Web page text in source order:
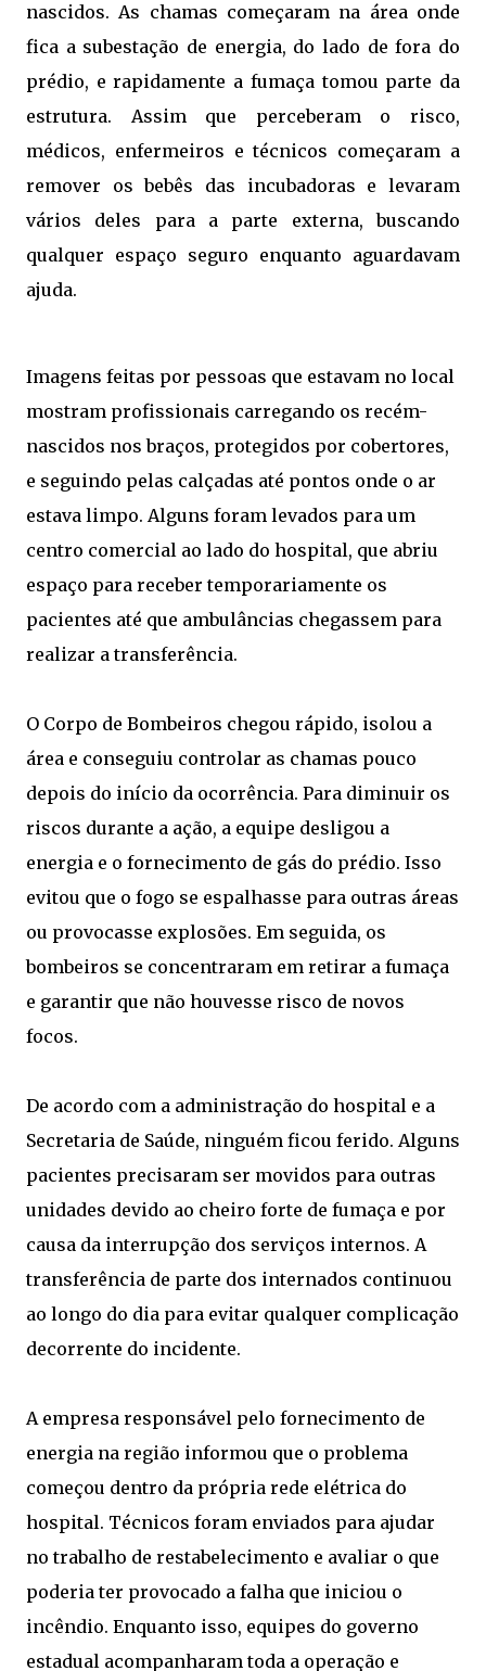
nascidos. As chamas começaram na área onde
fica a subestação de energia, do lado de fora do
prédio, e rapidamente a fumaça tomou parte da
estrutura. Assim que perceberam o risco,
médicos, enfermeiros e técnicos começaram a
remover os bebês das incubadoras e levaram
vários deles para a parte externa, buscando
qualquer espaço seguro enquanto aguardavam
ajuda.
Imagens feitas por pessoas que estavam no local
mostram profissionais carregando os recém-
nascidos nos braços, protegidos por cobertores,
e seguindo pelas calçadas até pontos onde o ar
estava limpo. Alguns foram levados para um
centro comercial ao lado do hospital, que abriu
espaço para receber temporariamente os
pacientes até que ambulâncias chegassem para
realizar a transferência.
O Corpo de Bombeiros chegou rápido, isolou a
área e conseguiu controlar as chamas pouco
depois do início da ocorrência. Para diminuir os
riscos durante a ação, a equipe desligou a
energia e o fornecimento de gás do prédio. Isso
evitou que o fogo se espalhasse para outras áreas
ou provocasse explosões. Em seguida, os
bombeiros se concentraram em retirar a fumaça
e garantir que não houvesse risco de novos
focos.
De acordo com a administração do hospital e a
Secretaria de Saúde, ninguém ficou ferido. Alguns
pacientes precisaram ser movidos para outras
unidades devido ao cheiro forte de fumaça e por
causa da interrupção dos serviços internos. A
transferência de parte dos internados continuou
ao longo do dia para evitar qualquer complicação
decorrente do incidente.
A empresa responsável pelo fornecimento de
energia na região informou que o problema
começou dentro da própria rede elétrica do
hospital. Técnicos foram enviados para ajudar
no trabalho de restabelecimento e avaliar o que
poderia ter provocado a falha que iniciou o
incêndio. Enquanto isso, equipes do governo
estadual acompanharam toda a operação e